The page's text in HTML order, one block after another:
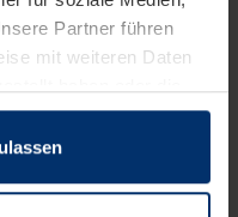
Partner führen
mit weiteren Daten
Dienste gesammelt
Seite unbedingt